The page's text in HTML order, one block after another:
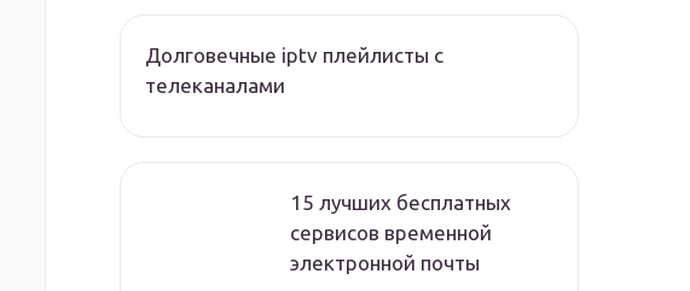
Долговечные iptv плейлисты с
телеканалами
15 лучших бесплатных
сервисов временной
электронной почты